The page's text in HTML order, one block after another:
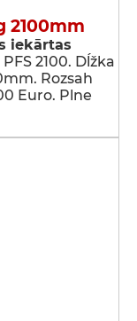
2100mm
iekārtas
2100. Dĺžka
Rozsah
Euro. Plne